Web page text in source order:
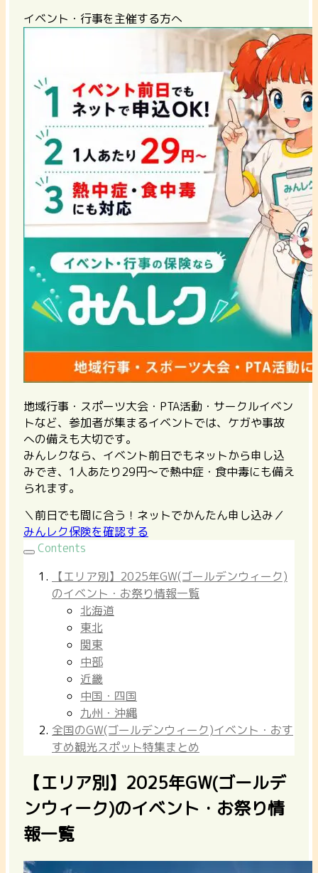
イベント・行事を主催する方へ
地域行事・スポーツ大会・PTA活動・サークルイベン
トなど、参加者が集まるイベントでは、ケガや事故
への備えも大切です。
みんレクなら、イベント前日でもネットから申し込
みでき、1人あたり29円〜で熱中症・食中毒にも備え
られます。
＼前日でも間に合う！ネットでかんたん申し込み／
みんレク保険を確認する
Contents
【エリア別】2025年GW(ゴールデンウィーク)
のイベント・お祭り情報一覧
北海道
東北
関東
中部
近畿
中国・四国
九州・沖縄
全国のGW(ゴールデンウィーク)イベント・おす
すめ観光スポット特集まとめ
【エリア別】2025年GW(ゴールデ
ンウィーク)のイベント・お祭り情
報一覧